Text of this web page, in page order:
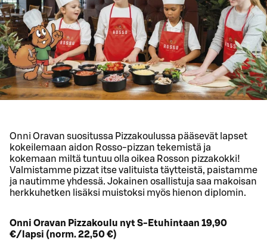
Onni Oravan suositussa Pizzakoulussa pääsevät lapset
kokeilemaan aidon Rosso-pizzan tekemistä ja
kokemaan miltä tuntuu olla oikea Rosson pizzakokki!
Valmistamme pizzat itse valituista täytteistä, paistamme
ja nautimme yhdessä. Jokainen osallistuja saa makoisan
herkkuhetken lisäksi muistoksi myös hienon diplomin.
Onni Oravan Pizzakoulu nyt S-Etuhintaan 19,90
€/lapsi (norm. 22,50 €)